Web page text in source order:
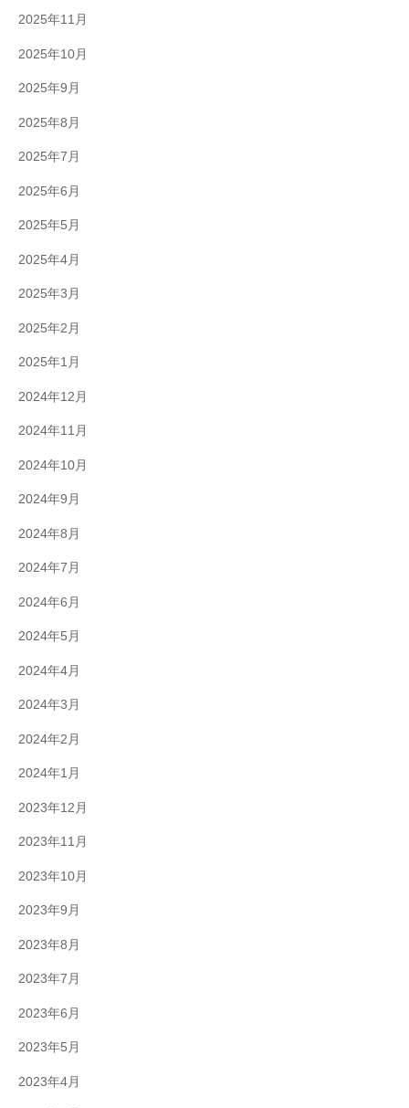
2025年11月
2025年10月
2025年9月
2025年8月
2025年7月
2025年6月
2025年5月
2025年4月
2025年3月
2025年2月
2025年1月
2024年12月
2024年11月
2024年10月
2024年9月
2024年8月
2024年7月
2024年6月
2024年5月
2024年4月
2024年3月
2024年2月
2024年1月
2023年12月
2023年11月
2023年10月
2023年9月
2023年8月
2023年7月
2023年6月
2023年5月
2023年4月